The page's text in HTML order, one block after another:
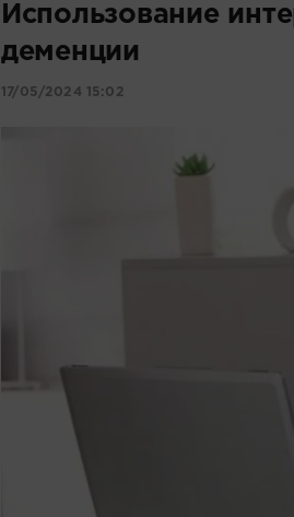
Использование
деменции
17/05/2024 15:02